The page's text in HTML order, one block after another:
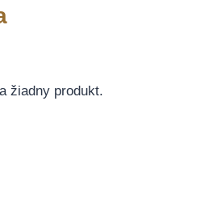
žiadny produkt.